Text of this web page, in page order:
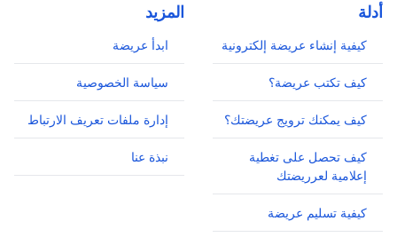
أدلة
كيفية إنشاء عريضة إلكترونية
كيف تكتب عريضة؟
كيف يمكنك ترويج عريضتك؟
كيف تحصل على تغطية
إعلامية لعرريضتك
كيفية تسليم عريضة
المزيد
ابدأ عريضة
سياسة الخصوصية
إدارة ملفات تعريف الارتباط
نبذة عنا